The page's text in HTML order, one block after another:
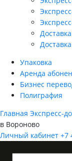
Упаковка
Аренда
Бизнес
Полиграфия
Главная Экспресс-
в Вороново
Личный кабинет +7